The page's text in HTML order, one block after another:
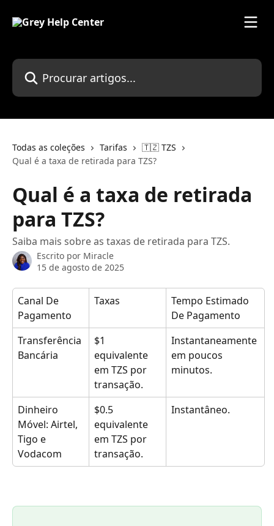
Procurar artigos...
Todas as coleções Tarifas
🇹🇿 TZS
Qual é a taxa de retirada para TZS?
Qual é a taxa de retirada
para TZS?
Saiba mais sobre as taxas de retirada para TZS.
Escrito por Miracle
15 de agosto de 2025
Canal De
Pagamento
Taxas
Tempo Estimado
De Pagamento
Transferência
Bancária
$1
equivalente
em TZS por
transação.
Instantaneamente
em poucos
minutos.
Dinheiro
Móvel: Airtel,
Tigo e
Vodacom
$0.5
equivalente
em TZS por
transação.
Instantâneo.